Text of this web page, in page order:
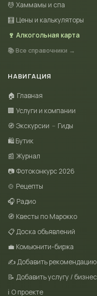
💆 Хаммамы и спа
🧮 Цены и калькуляторы
🍷 Алкогольная карта
📚 Все справочники →
НАВИГАЦИЯ
🏠 Главная
🏢 Услуги и компании
🧭 Экскурсии – Гиды
🛍 Бутик
📰 Журнал
📷 Фотоконкурс 2026
🍲 Рецепты
🎧 Радио
🧭 Квесты по Марокко
📋 Доска объявлений
💼 Комьюнити-биржа
✍️ Добавить рекомендацию
📝 Добавить услугу / бизнес
ℹ️ О проекте